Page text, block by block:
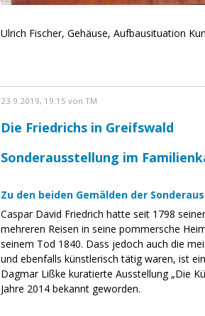
Ulrich Fischer, Gehäuse, Aufbausituation
23.9.2019, 19:15 von TM
Die Friedrichs in Greifswald
Sonderausstellung im
Zu den beiden Gemälden der
Caspar David Friedrich hatte seit 1798
mehreren Reisen in seine pommersche
seinem Tod 1840. Dass jedoch auch die
und ebenfalls künstlerisch tätig waren, ist
Dagmar Lißke kuratierte Ausstellung „Die
Jahre 2014 bekannt geworden.